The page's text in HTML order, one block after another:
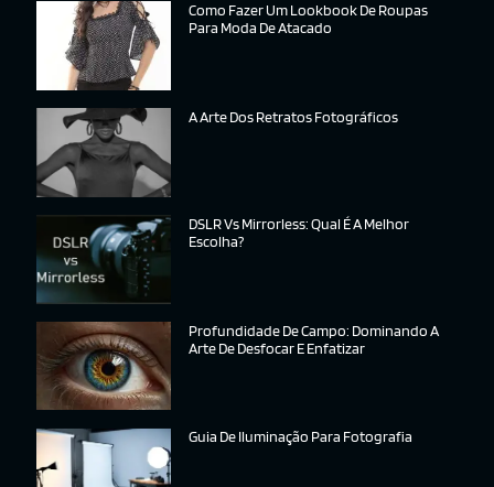
Como Fazer Um Lookbook De Roupas
Para Moda De Atacado
A Arte Dos Retratos Fotográficos
DSLR Vs Mirrorless: Qual É A Melhor
Escolha?
Profundidade De Campo: Dominando A
Arte De Desfocar E Enfatizar
Guia De Iluminação Para Fotografia